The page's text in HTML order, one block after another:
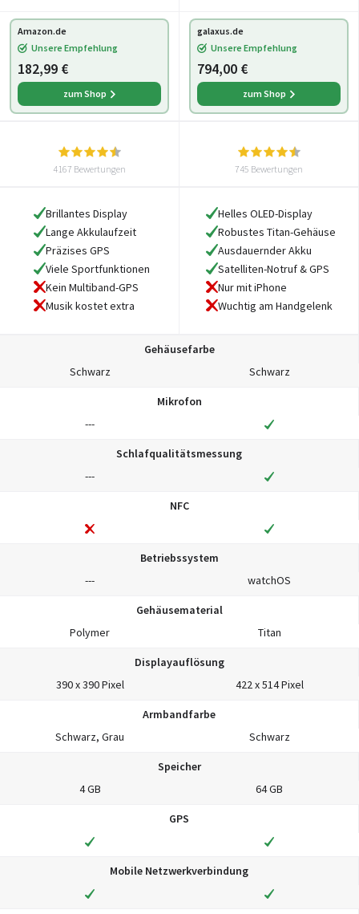
Akkulaufzeit, 25+ Sport-
Apps,
Trainingsempfehlungen,
Gesundheitsdaten,
Amazon.de
Unsere Empfehlung
182,99 €
zum Shop
galaxus.de
Unsere Empfehlung
794,00 €
zum Shop
4167 Bewertungen 745 Bewertungen
Brillantes Display
Lange Akkulaufzeit
Präzises GPS
Viele Sportfunktionen
Kein Multiband-GPS
Musik kostet extra
Helles OLED-Display
Robustes Titan-Gehäuse
Ausdauernder Akku
Satelliten-Notruf & GPS
Nur mit iPhone
Wuchtig am Handgelenk
Gehäusefarbe
Schwarz
Schwarz
Mikrofon
---
Schlafqualitätsmessung
---
NFC
Betriebssystem
---
watchOS
Gehäusematerial
Polymer
Titan
Displayauflösung
390 x 390 Pixel
422 x 514 Pixel
Armbandfarbe
Schwarz, Grau
Schwarz
Speicher
4 GB
64 GB
GPS
Mobile Netzwerkverbindung